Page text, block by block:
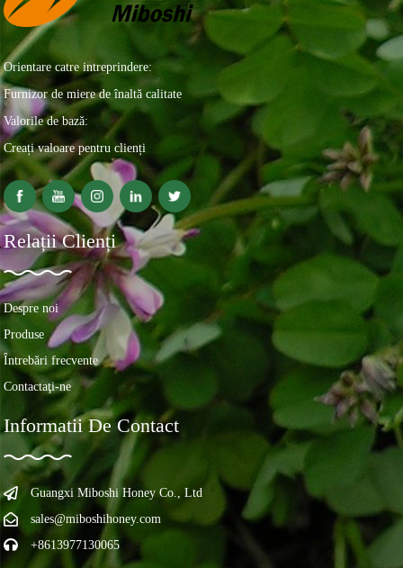
Orientare catre intreprindere:
Furnizor de miere de înaltă calitate
Valorile de bază:
Creați valoare pentru clienți
Relații Clienți
Despre noi
Produse
Întrebări frecvente
Contactaţi-ne
Informatii De Contact
Guangxi Miboshi Honey Co., Ltd
sales@miboshihoney.com
+8613977130065